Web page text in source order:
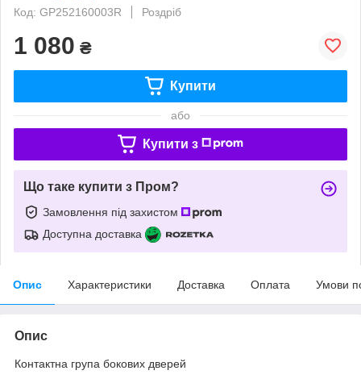
Код: GP252160003R
Роздріб
1 080 ₴
Купити
або
Купити з
Що таке купити з Пром?
Замовлення під захистом
Доступна доставка
Опис Характеристики Доставка Оплата Умови
Опис
Контактна група бокових дверей